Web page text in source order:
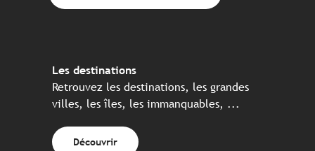
Les destinations
Retrouvez les destinations, les grandes
villes, les îles, les immanquables, ...
Découvrir